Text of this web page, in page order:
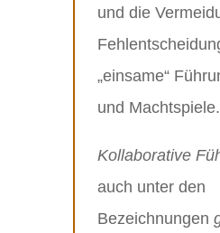
und die
„einsame“
und Machtspiele.
Kollaborative
auch unter den
Bezeichnungen